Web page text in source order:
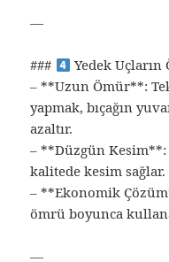
—
###
Yedek Uçların
– **Uzun Ömür**:
yapmak, bıçağın
azaltır.
– **Düzgün Kesim**:
kalitede kesim sağlar.
– **Ekonomik
ömrü boyunca
—